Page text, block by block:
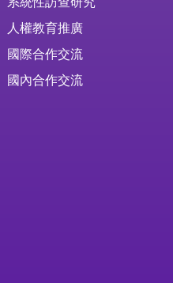
人權教育推廣
國際合作交流
國內合作交流